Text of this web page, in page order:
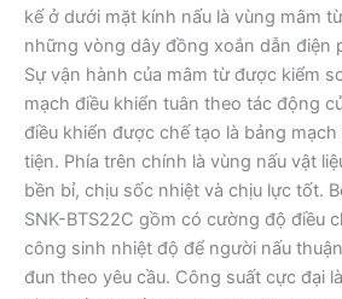
kế ở dưới mặt kính nấu là vùng mâm
những vòng dây đồng xoắn dẫn điện
Sự vận hành của mâm từ được kiểm
mạch điều khiển tuân theo tác động
điều khiển được chế tạo là bảng
tiện. Phía trên chính là vùng nấu vật
bền bỉ, chịu sốc nhiệt và chịu lực tốt.
SNK-BTS22C gồm có cường độ điều
công sinh nhiệt độ để người nấu
đun theo yêu cầu. Công suất cực đại